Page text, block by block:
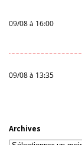
09/08 à 16:00
09/08 à 13:35
Archives